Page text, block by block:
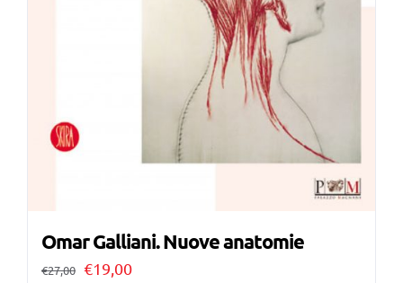
Omar Galliani. Nuove anatomie
€27,00 Il
€19,00Il